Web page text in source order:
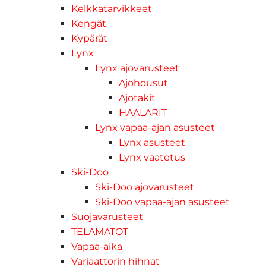
Kelkkatarvikkeet
Kengät
Kypärät
Lynx
Lynx ajovarusteet
Ajohousut
Ajotakit
HAALARIT
Lynx vapaa-ajan asusteet
Lynx asusteet
Lynx vaatetus
Ski-Doo
Ski-Doo ajovarusteet
Ski-Doo vapaa-ajan asusteet
Suojavarusteet
TELAMATOT
Vapaa-aika
Variaattorin hihnat